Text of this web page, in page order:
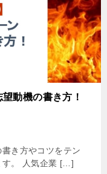
動機の書き方！
き方やコツをテン
す。 人気企業 […]